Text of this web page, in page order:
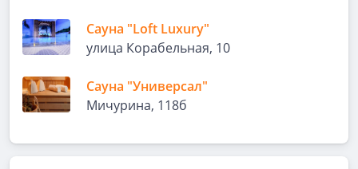
Сауна "Loft Luxury"
улица Корабельная, 10
Сауна "Универсал"
Мичурина, 118б